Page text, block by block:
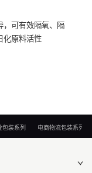
，可有效隔氧、隔
化原料活性
包装系列 电商物流包装系列